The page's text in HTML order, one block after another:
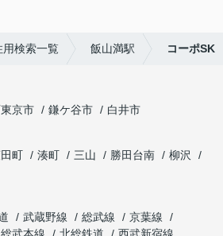
用検索一覧 飯山満駅 コーポSK
京市 鎌ケ谷市
白井市
町 湊町 三山 勝田台南
柳沢
武蔵野線 総武線
京葉線
総武本線 北総鉄道
西武新宿線